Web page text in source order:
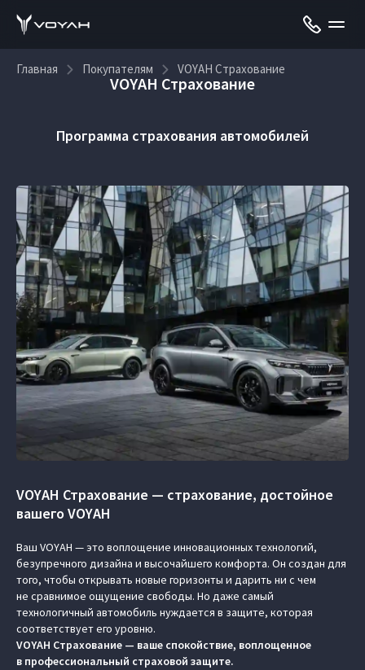
Главная Покупателям VOYAH Страхование
VOYAH Страхование
Программа страхования автомобилей
VOYAH Страхование — страхование, достойное
вашего VOYAH
Ваш VOYAH — это воплощение инновационных технологий,
безупречного дизайна и высочайшего комфорта. Он создан для
того, чтобы открывать новые горизонты и дарить ни с чем
не сравнимое ощущение свободы. Но даже самый
технологичный автомобиль нуждается в защите, которая
соответствует его уровню.
VOYAH Страхование — ваше спокойствие, воплощенное
в профессиональный страховой защите.